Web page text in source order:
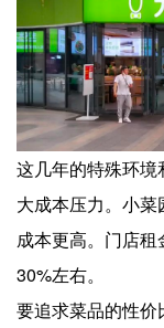
这几年的特殊环
大成本压力。小菜
成本更高。门店
30%左右。
要追求菜品的性